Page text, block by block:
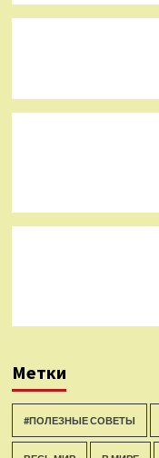
Метки
#ПОЛЕЗНЫЕ СОВЕТЫ